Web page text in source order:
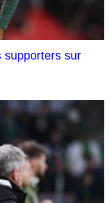
supporters sur